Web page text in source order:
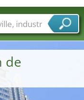
de
Secteurs de foire